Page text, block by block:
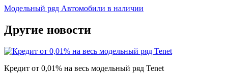
Модельный ряд Автомобили в наличии
Другие новости
Кредит от 0,01% на весь модельный ряд Tenet